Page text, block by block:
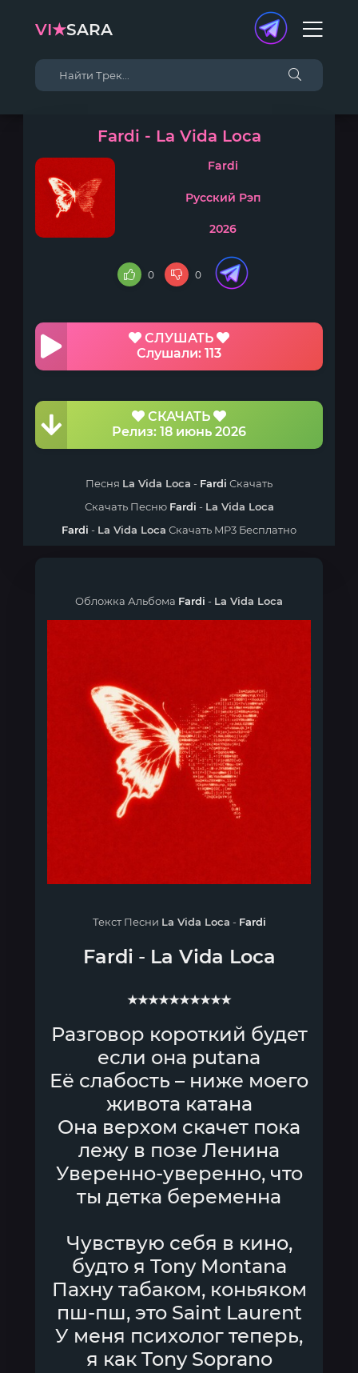
VI★SARA
Fardi - La Vida Loca
Fardi
Русский Рэп
2026
0 0
СЛУШАТЬ
Слушали: 113
СКАЧАТЬ
Релиз: 18 июнь 2026
Песня La Vida Loca - Fardi Скачать
Скачать Песню Fardi - La Vida Loca
Fardi - La Vida Loca Скачать MP3 Бесплатно
Обложка Альбома Fardi - La Vida Loca
Текст Песни La Vida Loca - Fardi
Fardi - La Vida Loca
★★★★★★★★★★
Разговор короткий будет
если она putana
Её слабость – ниже моего
живота катана
Она верхом скачет пока
лежу в позе Ленина
Уверенно-уверенно, что
ты детка беременна
Чувствую себя в кино,
будто я Tony Montana
Пахну табаком, коньяком
пш-пш, это Saint Laurent
У меня психолог теперь,
я как Tony Soprano